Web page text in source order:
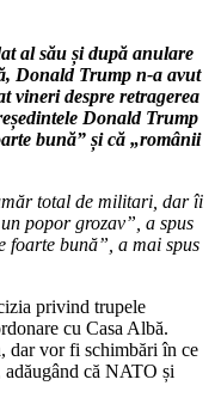
al său și după anulare
Donald Trump n-a avut
vineri despre retragerea
Donald Trump
bună” și că „românii
total de militari, dar îi
popor grozav”, a spus
foarte bună”, a mai spus
privind trupele
cu Casa Albă.
dar vor fi schimbări în ce
adăugând că NATO și